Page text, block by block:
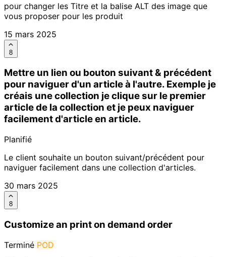
pour changer les Titre et la balise ALT des image que
vous proposer pour les produit
15 mars 2025
8
Mettre un lien ou bouton suivant & précédent
pour naviguer d'un article à l'autre. Exemple je
créais une collection je clique sur le premier
article de la collection et je peux naviguer
facilement d'article en article.
Planifié
Le client souhaite un bouton suivant/précédent pour
naviguer facilement dans une collection d'articles.
30 mars 2025
8
Customize an print on demand order
Terminé POD